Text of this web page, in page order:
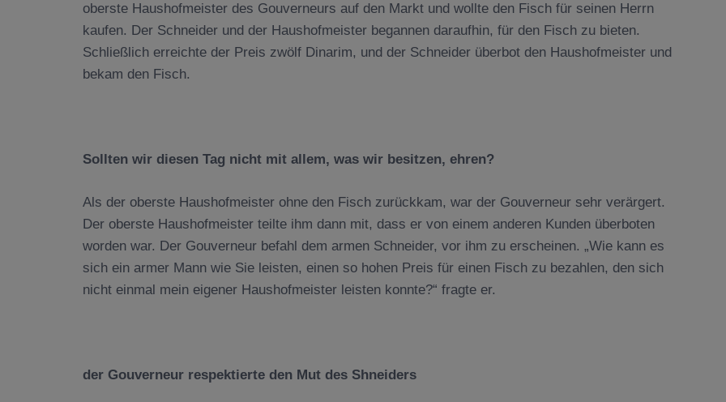
oberste Haushofmeister des Gouverneurs auf den Markt und wollte den Fisch für seinen Herrn
kaufen. Der Schneider und der Haushofmeister begannen daraufhin, für den Fisch zu bieten.
Schließlich erreichte der Preis zwölf Dinarim, und der Schneider überbot den Haushofmeister und
bekam den Fisch.
Sollten wir diesen Tag nicht mit allem, was wir besitzen, ehren?
Als der oberste Haushofmeister ohne den Fisch zurückkam, war der Gouverneur sehr verärgert.
Der oberste Haushofmeister teilte ihm dann mit, dass er von einem anderen Kunden überboten
worden war. Der Gouverneur befahl dem armen Schneider, vor ihm zu erscheinen. „Wie kann es
sich ein armer Mann wie Sie leisten, einen so hohen Preis für einen Fisch zu bezahlen, den sich
nicht einmal mein eigener Haushofmeister leisten konnte?“ fragte er.
der Gouverneur respektierte den Mut des Shneiders